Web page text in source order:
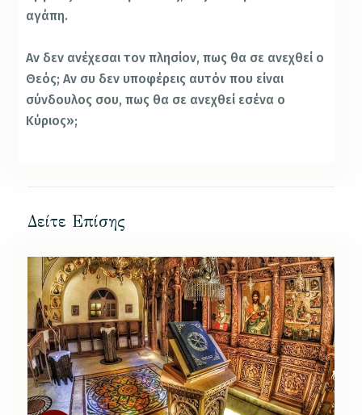
αγάπη.
Αν δεν ανέχεσαι τον πλησίον, πως θα σε ανεχθεί ο
Θεός; Αν συ δεν υποφέρεις αυτόν που είναι
σύνδουλος σου, πως θα σε ανεχθεί εσένα ο
Κύριος»;
Δείτε Επίσης